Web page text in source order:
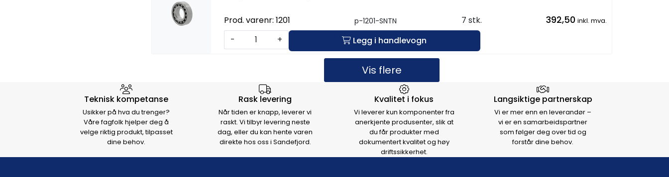
Prod. varenr: 1201 p-1201-SNTN 7 stk. 392,50 inkl. mva.
- + Legg i handlevogn
Vis flere
Hvorfor velge Storm Halvorsen
Teknisk kompetanse
Usikker på hva du trenger?
Våre fagfolk hjelper deg å
velge riktig produkt, tilpasset
dine behov.
Rask levering
Når tiden er knapp, leverer vi
raskt. Vi tilbyr levering neste
dag, eller du kan hente varen
direkte hos oss i Sandefjord.
Kvalitet i fokus
Vi leverer kun komponenter fra
anerkjente produsenter, slik at
du får produkter med
dokumentert kvalitet og høy
driftssikkerhet.
Langsiktige partnerskap
Vi er mer enn en leverandør –
vi er en samarbeidspartner
som følger deg over tid og
forstår dine behov.